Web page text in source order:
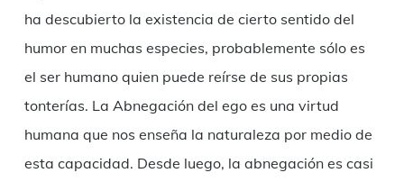
ha descubierto la existencia de cierto sentido del
humor en muchas especies, probablemente sólo es
el ser humano quien puede reírse de sus propias
tonterías. La Abnegación del ego es una virtud
humana que nos enseña la naturaleza por medio de
esta capacidad. Desde luego, la abnegación es casi